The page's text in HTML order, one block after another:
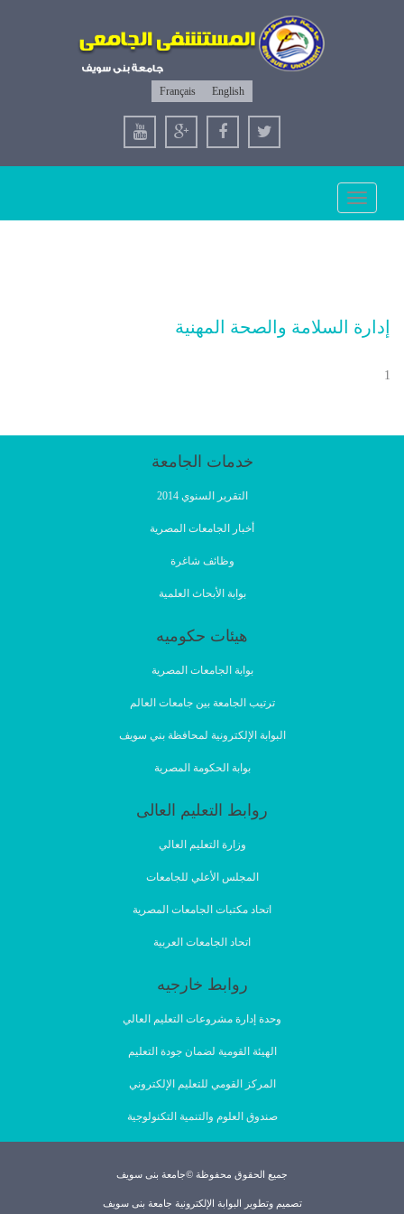
English
Français
Toggle
navigation
إدارة السلامة والصحة المهنية
1
خدمات الجامعة
التقرير السنوي 2014
أخبار الجامعات المصرية
وظائف شاغرة
بوابة الأبحاث العلمية
هيئات حكوميه
بوابة الجامعات المصرية
ترتيب الجامعة بين جامعات العالم
البوابة الإلكترونية لمحافظة بني سويف
بوابة الحكومة المصرية
روابط التعليم العالى
وزارة التعليم العالي
المجلس الأعلي للجامعات
اتحاد مكتبات الجامعات المصرية
اتحاد الجامعات العربية
روابط خارجيه
وحدة إدارة مشروعات التعليم العالي
الهيئة القومية لضمان جودة التعليم
المركز القومي للتعليم الإلكتروني
صندوق العلوم والتنمية التكنولوجية
جميع الحقوق محفوظة ©جامعة بنى سويف
تصميم وتطوير البوابة الإلكترونية جامعة بنى سويف